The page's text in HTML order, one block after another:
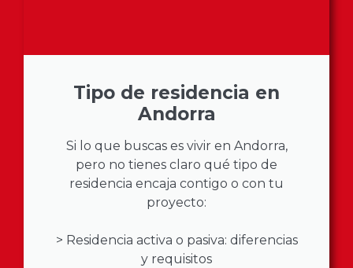
Tipo de residencia en
Andorra
Si lo que buscas es vivir en Andorra,
pero no tienes claro qué tipo de
residencia encaja contigo o con tu
proyecto:
> Residencia activa o pasiva: diferencias
y requisitos